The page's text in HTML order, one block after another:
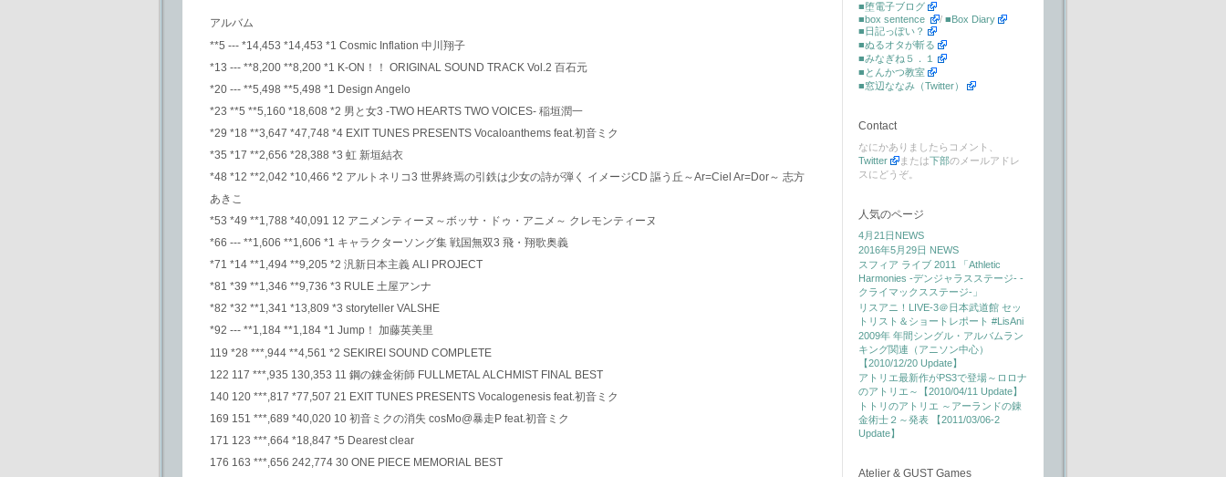
アルバム
**5 --- *14,453 *14,453 *1 Cosmic Inflation 中川翔子
*13 --- **8,200 **8,200 *1 K-ON！！ ORIGINAL SOUND TRACK Vol.2 百石元
*20 --- **5,498 **5,498 *1 Design Angelo
*23 **5 **5,160 *18,608 *2 男と女3 -TWO HEARTS TWO VOICES- 稲垣潤一
*29 *18 **3,647 *47,748 *4 EXIT TUNES PRESENTS Vocaloanthems feat.初音ミク
*35 *17 **2,656 *28,388 *3 虹 新垣結衣
*48 *12 **2,042 *10,466 *2 アルトネリコ3 世界終焉の引鉄は少女の詩が弾く イメージCD 謳う丘～Ar=Ciel Ar=Dor～ 志方
あきこ
*53 *49 **1,788 *40,091 12 アニメンティーヌ～ボッサ・ドゥ・アニメ～ クレモンティーヌ
*66 --- **1,606 **1,606 *1 キャラクターソング集 戦国無双3 飛・翔歌奥義
*71 *14 **1,494 **9,205 *2 汎新日本主義 ALI PROJECT
*81 *39 **1,346 **9,736 *3 RULE 土屋アンナ
*82 *32 **1,341 *13,809 *3 storyteller VALSHE
*92 --- **1,184 **1,184 *1 Jump！ 加藤英美里
119 *28 ***,944 **4,561 *2 SEKIREI SOUND COMPLETE
122 117 ***,935 130,353 11 鋼の錬金術師 FULLMETAL ALCHMIST FINAL BEST
140 120 ***,817 *77,507 21 EXIT TUNES PRESENTS Vocalogenesis feat.初音ミク
169 151 ***,689 *40,020 10 初音ミクの消失 cosMo@暴走P feat.初音ミク
171 123 ***,664 *18,847 *5 Dearest clear
176 163 ***,656 242,774 30 ONE PIECE MEMORIAL BEST
■堕電子ブログ
■box sentence
/ ■Box Diary
■日記っぽい？
■ぬるオタが斬る
■みなぎね５．１
■とんかつ教室
■窓辺ななみ（Twitter）
Contact
なにかありましたらコメント、
Twitter
または下部のメールアドレ
スにどうぞ。
人気のページ
4月21日NEWS
2016年5月29日 NEWS
スフィア ライブ 2011 「Athletic
Harmonies -デンジャラスステージ- -
クライマックスステージ-」
リスアニ！LIVE-3＠日本武道館 セッ
トリスト＆ショートレポート #LisAni
2009年 年間シングル・アルバムラン
キング関連（アニソン中心）
【2010/12/20 Update】
アトリエ最新作がPS3で登場～ロロナ
のアトリエ～【2010/04/11 Update】
トトリのアトリエ ～アーランドの錬
金術士２～発表 【2011/03/06-2
Update】
Atelier & GUST Games